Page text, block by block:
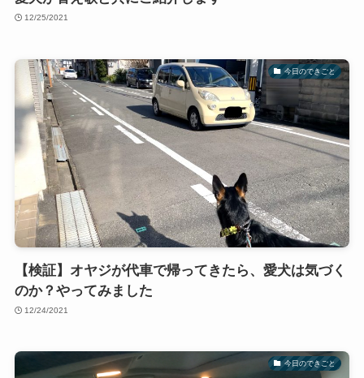
12/25/2021
今日のできごと
【検証】オヤジが代車で帰ってきたら、愛犬は気づく
のか？やってみました
12/24/2021
今日のできごと